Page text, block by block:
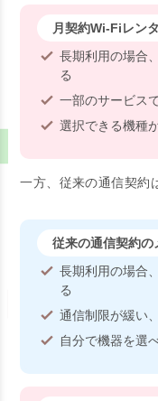
月契約Wi-Fiレン
長期利用の場合
る
一部のサービス
選択できる機種
一方、従来の通信契約
従来の通信契約の
長期利用の場合
る
通信制限が緩い
自分で機器を選